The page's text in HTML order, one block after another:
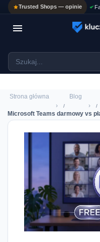
Trusted Shops — opinie

Strona główna
›
Blog
›
Microsoft Teams darmowy vs
ASYSTENT AI